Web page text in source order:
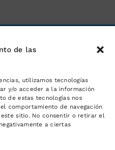
de las
utilizamos tecnologías
y/o acceder a la información
de estas tecnologías nos
comportamiento de navegación
sitio. No consentir o retirar el
a ciertas